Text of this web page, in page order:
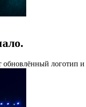
обновлённый логотип